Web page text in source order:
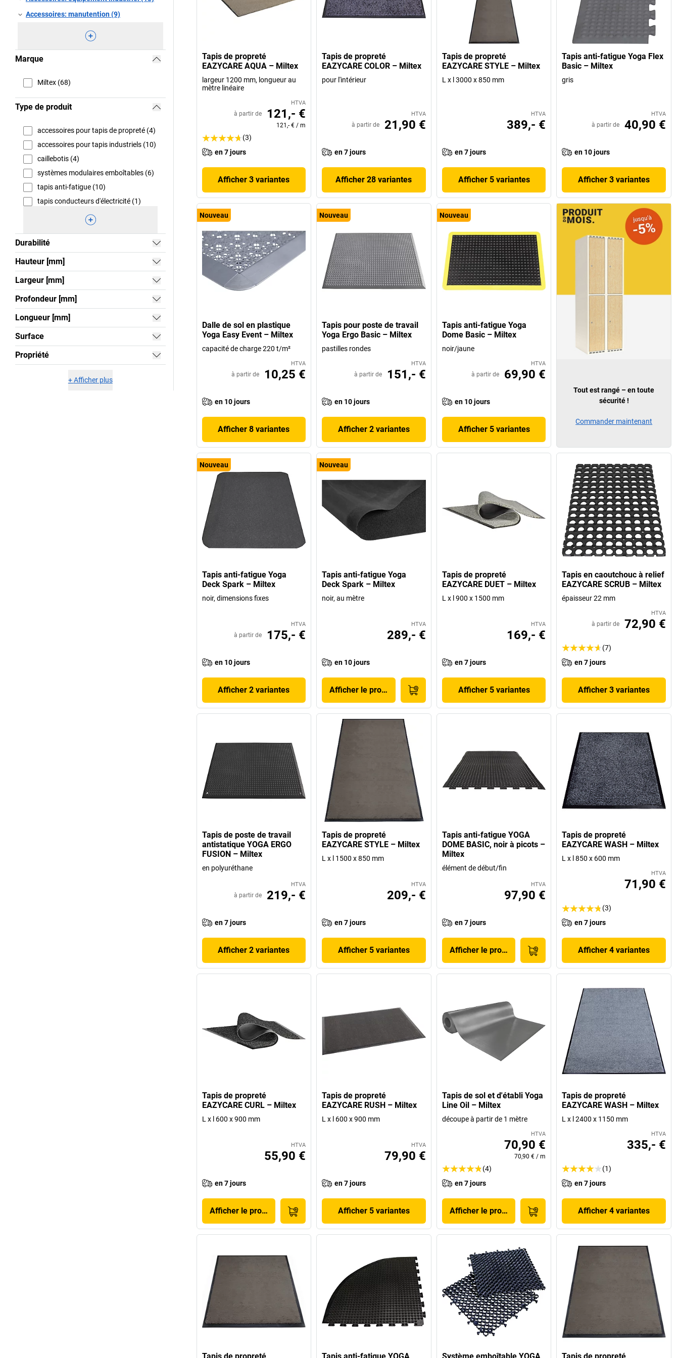
Accessoires: manutention (9)
Marque
Miltex (68)
Type de produit
accessoires pour tapis de propreté (4)
accessoires pour tapis industriels (10)
caillebotis (4)
systèmes modulaires emboîtables (6)
tapis anti-fatigue (10)
tapis conducteurs d'électricité (1)
Durabilité
Hauteur [mm]
Largeur [mm]
Profondeur [mm]
Longueur [mm]
Surface
Propriété
+Afficher plus
Tapis de propreté
EAZYCARE AQUA – Miltex
largeur 1200 mm, longueur au
mètre linéaire
HTVA
à partir de 121,- €
121,- € /m
(3)
en 7 jours
Afficher 3 variantes
Tapis de propreté
EAZYCARE COLOR – Miltex
pour l'intérieur
HTVA
à partir de 21,90 €
en 7 jours
Afficher 28 variantes
Tapis de propreté
EAZYCARE STYLE – Miltex
L x l 3000 x 850 mm
HTVA
389,- €
en 7 jours
Afficher 5 variantes
Tapis anti-fatigue Yoga Flex
Basic – Miltex
gris
HTVA
à partir de 40,90 €
en 10 jours
Afficher 3 variantes
Nouveau
Dalle de sol en plastique
Yoga Easy Event – Miltex
capacité de charge 220 t/m²
HTVA
à partir de 10,25 €
en 10 jours
Afficher 8 variantes
Nouveau
Tapis pour poste de travail
Yoga Ergo Basic – Miltex
pastilles rondes
HTVA
à partir de 151,- €
en 10 jours
Afficher 2 variantes
Nouveau
Tapis anti-fatigue Yoga
Dome Basic – Miltex
noir/jaune
HTVA
à partir de 69,90 €
en 10 jours
Afficher 5 variantes
Nouveau
Tapis anti-fatigue Yoga
Deck Spark – Miltex
noir, dimensions fixes
HTVA
à partir de 175,- €
en 10 jours
Afficher 2 variantes
Nouveau
Tapis anti-fatigue Yoga
Deck Spark – Miltex
noir, au mètre
HTVA
289,- €
en 10 jours
Afficher le produit
Tapis de propreté
EAZYCARE DUET – Miltex
L x l 900 x 1500 mm
HTVA
169,- €
en 7 jours
Afficher 5 variantes
Tapis en caoutchouc à relief
EAZYCARE SCRUB – Miltex
épaisseur 22 mm
HTVA
à partir de 72,90 €
(7)
en 7 jours
Afficher 3 variantes
Tapis de poste de travail
antistatique YOGA ERGO
FUSION – Miltex
en polyuréthane
HTVA
à partir de 219,- €
en 7 jours
Afficher 2 variantes
Tapis de propreté
EAZYCARE STYLE – Miltex
L x l 1500 x 850 mm
HTVA
209,- €
en 7 jours
Afficher 5 variantes
Tapis anti-fatigue YOGA
DOME BASIC, noir à picots –
Miltex
élément de début/fin
HTVA
97,90 €
en 7 jours
Afficher le produit
Tapis de propreté
EAZYCARE WASH – Miltex
L x l 850 x 600 mm
HTVA
71,90 €
(3)
en 7 jours
Afficher 4 variantes
Tapis de propreté
EAZYCARE CURL – Miltex
L x l 600 x 900 mm
HTVA
55,90 €
en 7 jours
Afficher le produit
Tapis de propreté
EAZYCARE RUSH – Miltex
L x l 600 x 900 mm
HTVA
79,90 €
en 7 jours
Afficher 5 variantes
Tapis de sol et d'établi Yoga
Line Oil – Miltex
découpe à partir de 1 mètre
HTVA
70,90 €
70,90 € /m
(4)
en 7 jours
Afficher le produit
Tapis de propreté
EAZYCARE WASH – Miltex
L x l 2400 x 1150 mm
HTVA
335,- €
(1)
en 7 jours
Afficher 4 variantes
Tapis de propreté Tapis anti-fatigue YOGA Système emboîtable YOGA Tapis de propreté
Tout est rangé – en toute
sécurité !
Commander maintenant